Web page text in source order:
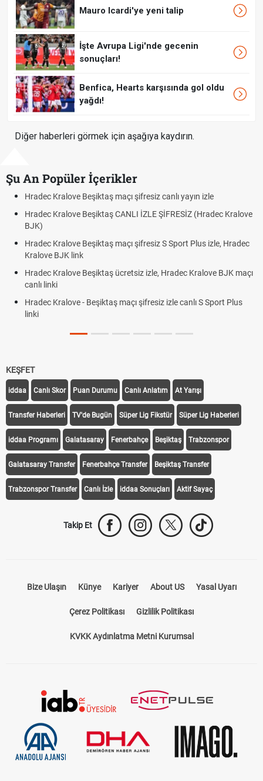
Mauro Icardi'ye yeni talip
İşte Avrupa Ligi'nde gecenin
sonuçları!
Benfica, Hearts karşısında gol oldu
yağdı!
Diğer haberleri görmek için aşağıya kaydırın.
Şu An Popüler İçerikler
canlı yayın izle
ŞİFRESİZ (Hradec Kralove
S Sport Plus izle, Hradec
izle, Hradec Kralove BJK maçı
izle canlı S Sport Plus
Hradec Kralove - Beşiktaş maçı
Hradec Kralove Beşiktaş maçı
Trivela Nedir? Trivela Vuruşu Nasıl
Plonjon Nedir? Kalecilikte Plonjon
KEŞFET
iddaa Canlı Skor Puan Durumu Canlı Anlatım At Yarışı
Transfer Haberleri TV'de Bugün Süper Lig Fikstür Süper Lig Haberleri
iddaa Programı Galatasaray Fenerbahçe Beşiktaş Trabzonspor
Galatasaray Transfer Fenerbahçe Transfer Beşiktaş Transfer
Trabzonspor Transfer Canlı İzle iddaa Sonuçları Aktif Sayaç
Takip Et
Bize Ulaşın Künye Kariyer About US Yasal Uyarı
Çerez Politikası Gizlilik Politikası
KVKK Aydınlatma Metni Kurumsal